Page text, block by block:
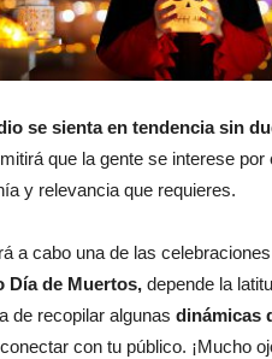
se sienta en tendencia sin
que la gente se interese
y relevancia que requieres.
a cabo una de las
Día de Muertos, depende la
de recopilar algunas dinámicas
con tu público. ¡Mucho